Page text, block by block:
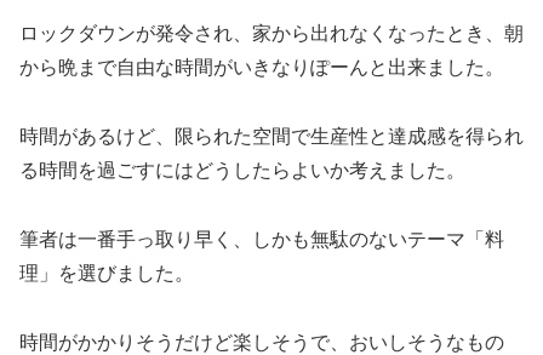
ロックダウンが発令され、家から出れなくなったとき、朝
から晩まで自由な時間がいきなりぽーんと出来ました。
時間があるけど、限られた空間で生産性と達成感を得られ
る時間を過ごすにはどうしたらよいか考えました。
筆者は一番手っ取り早く、しかも無駄のないテーマ「料
理」を選びました。
時間がかかりそうだけど楽しそうで、おいしそうなもの